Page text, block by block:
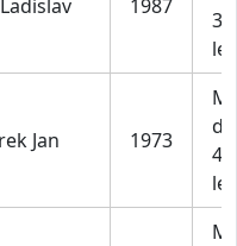
1987
39
let
Jan 1973
do
49
let